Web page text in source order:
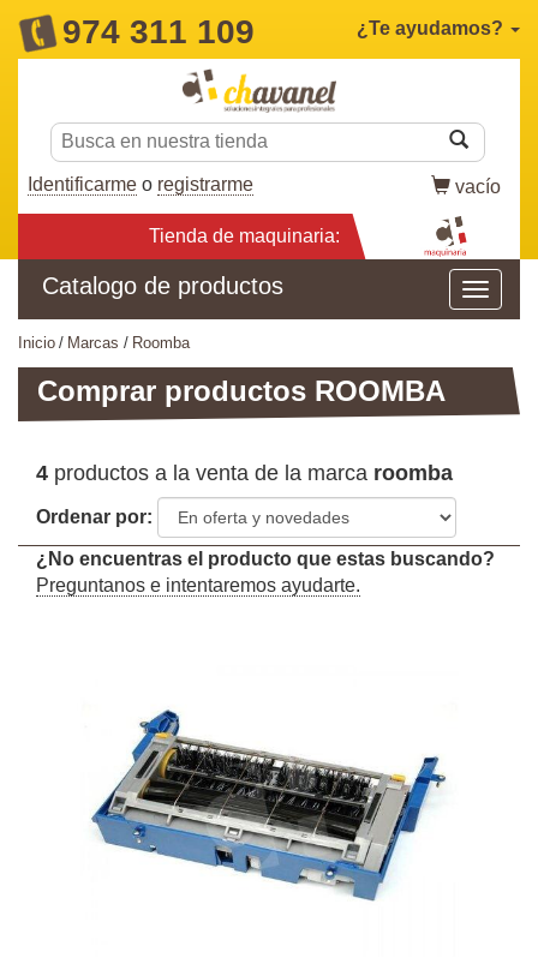
974 311 109 ¿Te ayudamos?
Identificarme o registrarme vacío
Tienda de maquinaria:
Catalogo de productos
inicio marcas roomba
Comprar productos ROOMBA
4 productos a la venta de la marca roomba
Ordenar por:
¿No encuentras el producto que estas buscando?
Preguntanos e intentaremos ayudarte.